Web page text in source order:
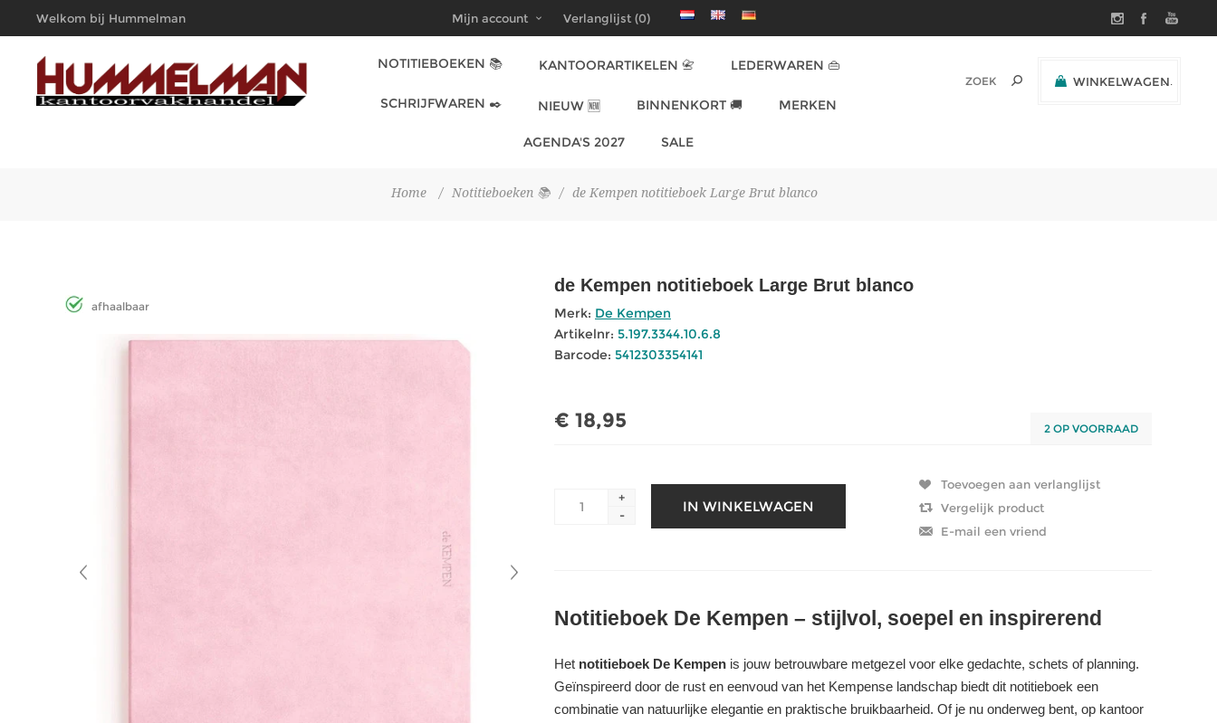
Welkom bij Hummelman
Kantoorvakhandel
Mijn account Verlanglijst (0)
WINKELWAGEN
NOTITIEBOEKEN 📚 KANTOORARTIKELEN 📇 LEDERWAREN 👜
SCHRIJFWAREN ✒️ NIEUW 🆕 BINNENKORT 🚚 MERKEN
AGENDA'S 2027 SALE
Home / Notitieboeken 📚 / de Kempen notitieboek Large Brut blanco
afhaalbaar
de Kempen notitieboek Large Brut blanco
Merk: De Kempen
Artikelnr: 5.197.3344.10.6.8
Barcode: 5412303354141
€ 18,95 2 OP VOORRAAD
+
-
Notitieboek De Kempen – stijlvol, soepel en inspirerend
Het notitieboek De Kempen is jouw betrouwbare metgezel voor elke gedachte, schets of planning.
Geïnspireerd door de rust en eenvoud van het Kempense landschap biedt dit notitieboek een
combinatie van natuurlijke elegantie en praktische bruikbaarheid. Of je nu onderweg bent, op kantoor